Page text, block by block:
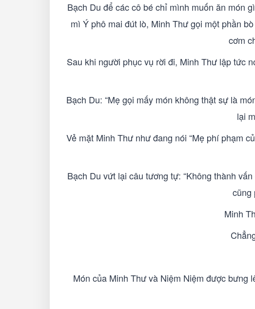
Bạch Du để các cô bé chỉ mình muốn ăn món
mì Ý phô mai đút lò, Minh Thư gọi một phần
cơm
Sau khi người phục vụ rời đi, Minh Thư lập tức
Bạch Du: “Mẹ gọi mấy món không thật sự là
lại
Vẻ mặt Minh Thư như đang nói “Mẹ phí phạm
Bạch Du vứt lại câu tương tự: “Không thành
cũng
Minh
Món của Minh Thư và Niệm Niệm được bưng